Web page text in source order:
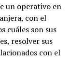
un operativo en
con el
cuáles son sus
resolver sus
con el